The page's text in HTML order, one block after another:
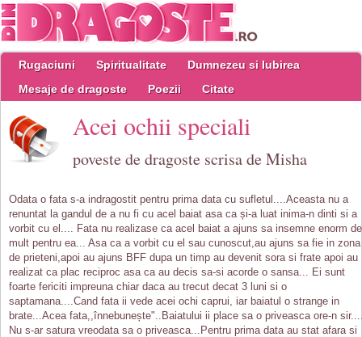
Rugaciuni Spiritualitate
Dumnezeu si Iubirea
Mesaje de dragoste
Poezii Citate
Acei ochii speciali
poveste de dragoste scrisa de Misha
Odata o fata s-a indragostit pentru prima data cu sufletul....Aceasta nu a
renuntat la gandul de a nu fi cu acel baiat asa ca și-a luat inima-n dinti si a
vorbit cu el.... Fata nu realizase ca acel baiat a ajuns sa insemne enorm de
mult pentru ea... Asa ca a vorbit cu el sau cunoscut,au ajuns sa fie in zona
de prieteni,apoi au ajuns BFF dupa un timp au devenit sora si frate apoi au
realizat ca plac reciproc asa ca au decis sa-si acorde o sansa... Ei sunt
foarte fericiti impreuna chiar daca au trecut decat 3 luni si o
saptamana....Cand fata ii vede acei ochi caprui, iar baiatul o strange in
brate...Acea fata,,înnebunește"..Baiatului ii place sa o priveasca ore-n
Nu s-ar satura vreodata sa o priveasca...Pentru prima data au stat afara si